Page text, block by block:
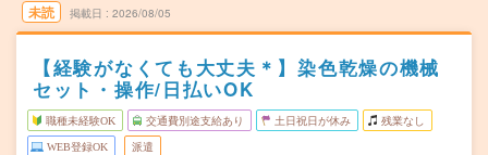
未読 掲載日 2026/08/05
【経験がなくても大丈夫＊】染色乾燥の機械
セット・操作/日払いOK
職種未経験OK 交通費別途支給あり 土日祝日が休み 残業なし
WEB登録OK 派遣